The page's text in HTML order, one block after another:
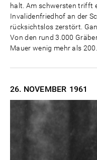
halt. Am schwersten trifft
Invalidenfriedhof an der
rücksichtslos zerstört.
Von den rund 3.000
Mauer wenig mehr als 200.
26. NOVEMBER 1961